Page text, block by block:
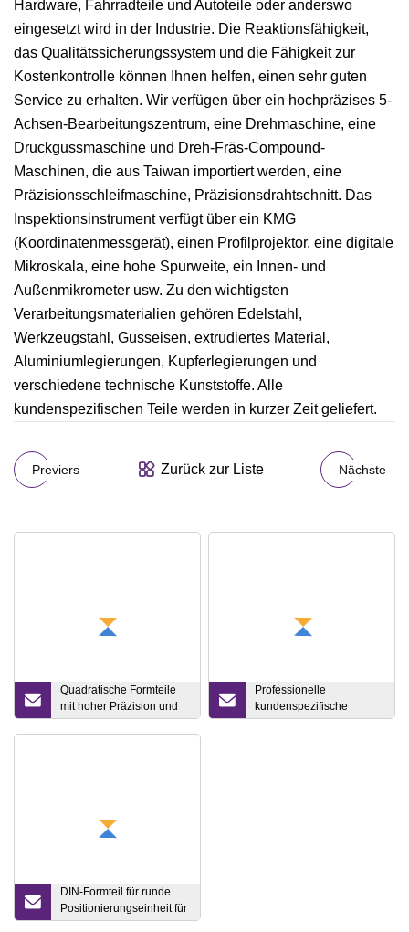
Hardware, Fahrradteile und Autoteile oder anderswo
eingesetzt wird in der Industrie. Die Reaktionsfähigkeit,
das Qualitätssicherungssystem und die Fähigkeit zur
Kostenkontrolle können Ihnen helfen, einen sehr guten
Service zu erhalten. Wir verfügen über ein hochpräzises 5-
Achsen-Bearbeitungszentrum, eine Drehmaschine, eine
Druckgussmaschine und Dreh-Fräs-Compound-
Maschinen, die aus Taiwan importiert werden, eine
Präzisionsschleifmaschine, Präzisionsdrahtschnitt. Das
Inspektionsinstrument verfügt über ein KMG
(Koordinatenmessgerät), einen Profilprojektor, eine digitale
Mikroskala, eine hohe Spurweite, ein Innen- und
Außenmikrometer usw. Zu den wichtigsten
Verarbeitungsmaterialien gehören Edelstahl,
Werkzeugstahl, Gusseisen, extrudiertes Material,
Aluminiumlegierungen, Kupferlegierungen und
verschiedene technische Kunststoffe. Alle
kundenspezifischen Teile werden in kurzer Zeit geliefert.
Previers Zurück zur Liste Nächste
Quadratische Formteile
mit hoher Präzision und
hohen Anforderungen
Professionelle
kundenspezifische
Auto-/Motorrad-
DIN-Formteil für runde
Positionierungseinheit für
Kunststoffspritzguss